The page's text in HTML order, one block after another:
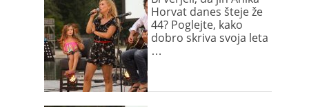
Horvat danes šteje že
44? Poglejte, kako
dobro skriva svoja leta
…